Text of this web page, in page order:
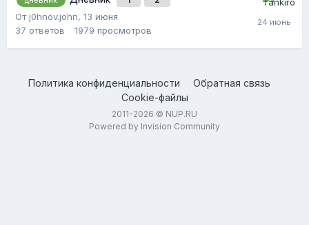
От j0hnov.john, 13 июня
37 ответов 1979 просмотров
Политика конфиденциальности
Обратная связь
Cookie-файлы
2011-2026 © NUP.RU
Powered by Invision Community